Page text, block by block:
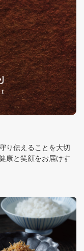
り伝えることを大切
康と笑顔をお届けす